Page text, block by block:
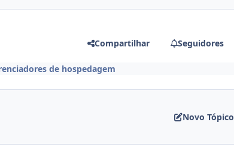
Compartilhar Seguidores
de hospedagem
Novo Tópico